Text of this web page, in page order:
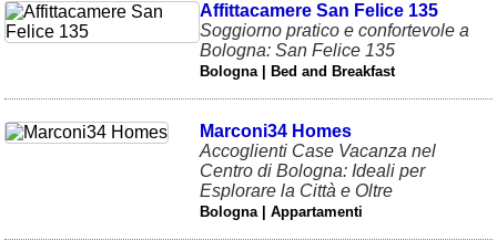
Affittacamere San Felice 135
Soggiorno pratico e confortevole a
Bologna: San Felice 135
Bologna | Bed and Breakfast
Marconi34 Homes
Accoglienti Case Vacanza nel
Centro di Bologna: Ideali per
Esplorare la Città e Oltre
Bologna | Appartamenti